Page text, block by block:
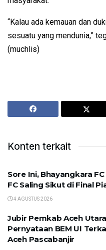
“Kalau ada kemauan dan
sesuatu yang mendunia,”
(muchlis)
Konten terkait
Sore Ini, Bhayangkara
FC Saling Sikut di Final
4 AGUSTUS 2026
Jubir Pemkab Aceh
Pernyataan BEM UI
Aceh Pascabanjir